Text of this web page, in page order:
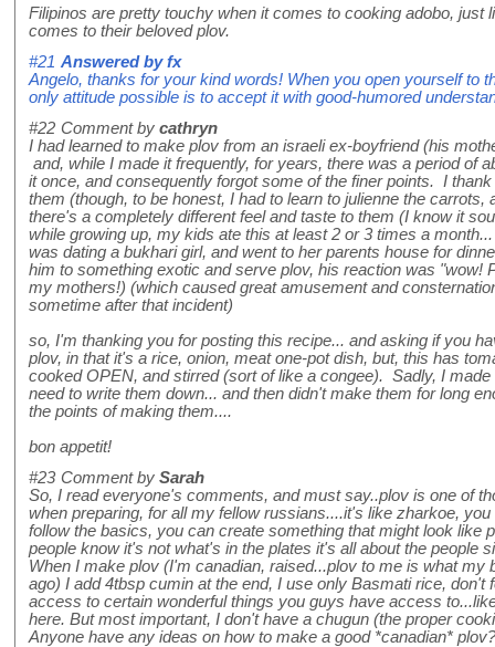
Filipinos are pretty touchy when it comes to cooking adobo, just
comes to their beloved plov.
#21 Answered byfx
Angelo, thanks for your kind words! When you open yourself to
only attitude possible is to accept it with good-humored
#22 Comment by cathryn
I had learned to make plov from an israeli ex-boyfriend (his
and, while I made it frequently, for years, there was a period of
it once, and consequently forgot some of the finer points. I
them (though, to be honest, I had to learn to julienne the carrots,
there's a completely different feel and taste to them (I know it
while growing up, my kids ate this at least 2 or 3 times a
was dating a bukhari girl, and went to her parents house for
him to something exotic and serve plov, his reaction was "wow!
my mothers!) (which caused great amusement and
sometime after that incident)
so, I'm thanking you for posting this recipe... and asking if you
plov, in that it's a rice, onion, meat one-pot dish, but, this has
cooked OPEN, and stirred (sort of like a congee). Sadly, I
need to write them down... and then didn't make them for long
the points of making them....
bon appetit!
#23 Comment by Sarah
So, I read everyone's comments, and must say..plov is one of
when preparing, for all my fellow russians....it's like zharkoe,
follow the basics, you can create something that might look like
people know it's not what's in the plates it's all about the people
When I make plov (I'm canadian, raised...plov to me is what my
ago) I add 4tbsp cumin at the end, I use only Basmati rice, don't
access to certain wonderful things you guys have access
here. But most important, I don't have a chugun (the proper
Anyone have any ideas on how to make a good *canadian* plov?